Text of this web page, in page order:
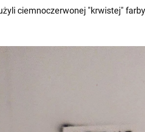
ciemnoczerwonej "krwistej"